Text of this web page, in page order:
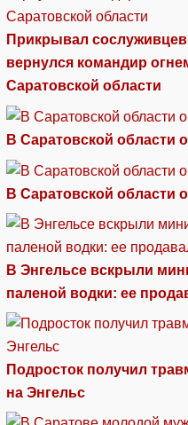
Прикрывал
вернулся командир
Саратовской области
В Саратовской области
В Саратовской области
В Энгельсе вскрыли
паленой водки: ее
Подросток получил
на Энгельс